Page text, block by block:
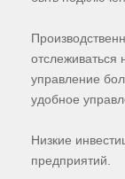
отслеживаться
управление
удобное
Низкие
предприятий.